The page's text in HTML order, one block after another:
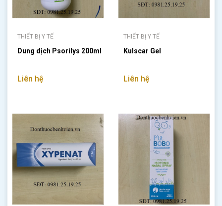
THIẾT BỊ Y TẾ
Dung dịch Psorilys 200ml
Liên hệ
THIẾT BỊ Y TẾ
Kulscar Gel
Liên hệ